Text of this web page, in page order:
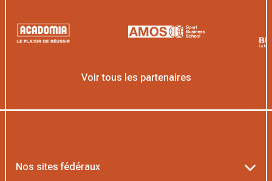
Voir tous les partenaires
Nos sites fédéraux